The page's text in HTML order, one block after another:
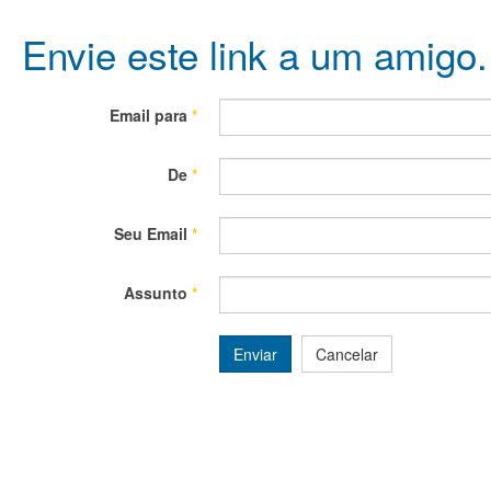
Envie este link a um
Email para *
De *
Seu Email *
Assunto *
Enviar Cancelar